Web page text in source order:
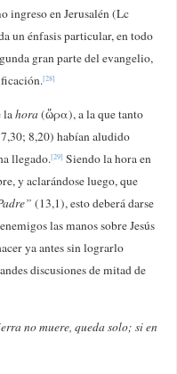
ingreso en Jerusalén (Lc
un énfasis particular, en todo
gran parte del evangelio,
[28]
lahora(ὥρα), a la que tanto
8,20) habían aludido
llegado.[29] Siendo la hora en
y aclarándose luego, que
(13,1), esto deberá darse
las manos sobre Jesús
ya antes sin lograrlo
discusiones de mitad de
no muere, queda solo; si en